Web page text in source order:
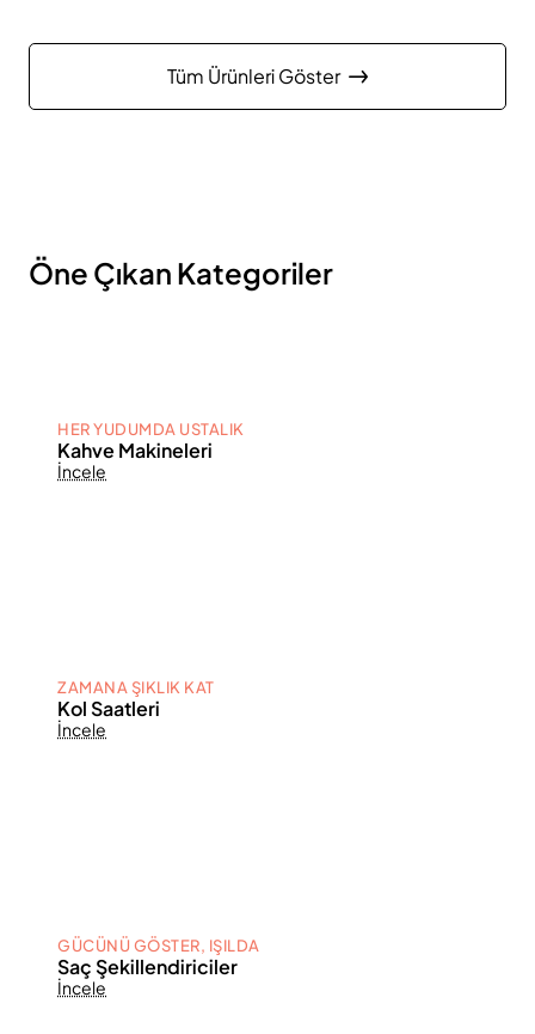
Tüm Ürünleri Göster
Öne Çıkan Kategoriler
HER YUDUMDA USTALIK
Kahve Makineleri
İncele
ZAMANA ŞIKLIK KAT
Kol Saatleri
İncele
GÜCÜNÜ GÖSTER, IŞILDA
Saç Şekillendiriciler
İncele